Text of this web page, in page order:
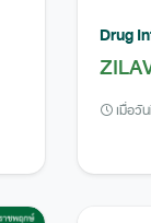
Drug
เมื่อวั